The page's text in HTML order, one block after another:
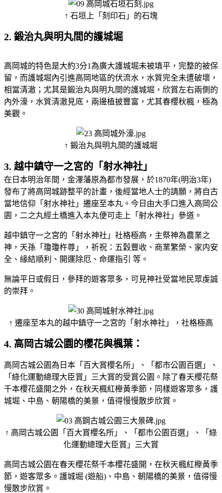
↑ 石垣上「刻印石」的石塊
2. 鍛治丸與明丸間的護城堀
高岡城的特色是大約3分1為廣大護城堀未被填平，完整的被保
留，而護城堀內引進高岡地區的伏流水，水質完全未遭破壞，
相當清澈；尤其是鍛治丸與明丸間的護城堀，欣賞左右兩側的
內外濠，水質清澈見底，兩邊植披豐富，尤其春櫻秋楓，極為
美觀。
↑ 鍛治丸與明丸間的護城堀
3. 越中鎮守一之宮的「射水神社」
在日本明治年間，金澤藩原為都市發展，於1870年(明治3年)
發布了將高岡城跡整平的計畫，後經當地人士的請願，將自古
當地信仰「射水神社」遷座至本丸。今日由大手口進入高岡公
園，二之丸經土橋進入本丸便可走上「射水神社」參道。
越中鎮守一之宮的「射水神社」社格極高，主祭神為農業之
神，天孫「瓊瓊杵尊」，祈祝：五穀豐收、商業繁榮、家内安
全、緣結順利、開運除厄、命運指引 等。
無論平日或假日，參拜的遊客眾多，可見神社受當地民眾虔誠
的崇拜。
↑ 遷座至本丸的越中鎮守一之宮的「射水神社」，社格極高
4. 高岡古城公園的櫻花與楓葉：
高岡古城公園為日本「百大賞櫻名所」、「都市公園百選」、
「綠化運動總理大臣賞」三大賞的受賞公園。除了春天櫻花祭
千本櫻花盛開之外，在秋天楓紅櫸黃季節，同樣遊客眾多，護
城堀、中島、朝陽橋的美景，值得慢慢散步欣賞。
↑ 高岡古城公園「百大賞櫻名所」、「都市公園百選」、「綠
化運動總理大臣賞」三大賞
高岡古城公園在春天櫻花祭千本櫻花盛開，在秋天楓紅櫸黃季
節，遊客眾多。護城堀 (遊船)、中島、朝陽橋的美景，值得慢
慢散步欣賞。